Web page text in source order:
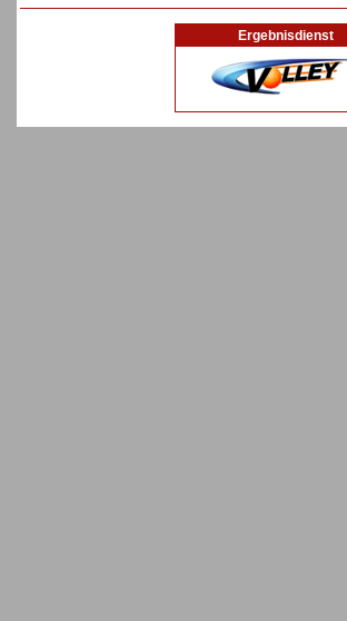
Ergebnisdienst